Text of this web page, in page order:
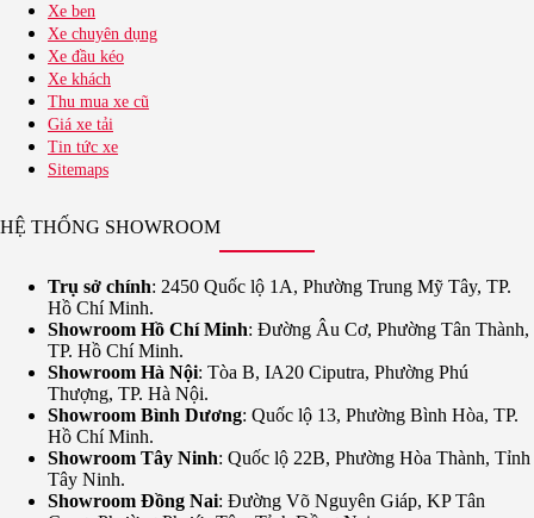
Xe ben
Xe chuyên dụng
Xe đầu kéo
Xe khách
Thu mua xe cũ
Giá xe tải
Tin tức xe
Sitemaps
HỆ THỐNG SHOWROOM
Trụ sở chính: 2450 Quốc lộ 1A, Phường Trung Mỹ Tây, TP.
Hồ Chí Minh.
Showroom Hồ Chí Minh: Đường Âu Cơ, Phường Tân Thành,
TP. Hồ Chí Minh.
Showroom Hà Nội: Tòa B, IA20 Ciputra, Phường Phú
Thượng, TP. Hà Nội.
Showroom Bình Dương: Quốc lộ 13, Phường Bình Hòa, TP.
Hồ Chí Minh.
Showroom Tây Ninh: Quốc lộ 22B, Phường Hòa Thành, Tỉnh
Tây Ninh.
Showroom Đồng Nai: Đường Võ Nguyên Giáp, KP Tân